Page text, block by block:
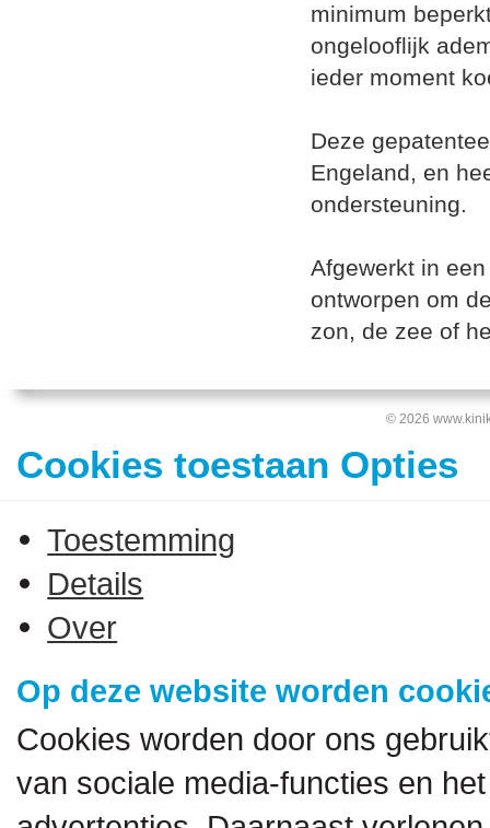
minimum
ongelooflijk
ieder moment
Deze
Engeland, en
ondersteuning.
Afgewerkt in
ontworpen om
zon, de zee of
© 2026
Cookies toestaan Opties
Toestemming
Details
Over
Op deze website worden
Cookies worden door ons
van sociale media-functies en